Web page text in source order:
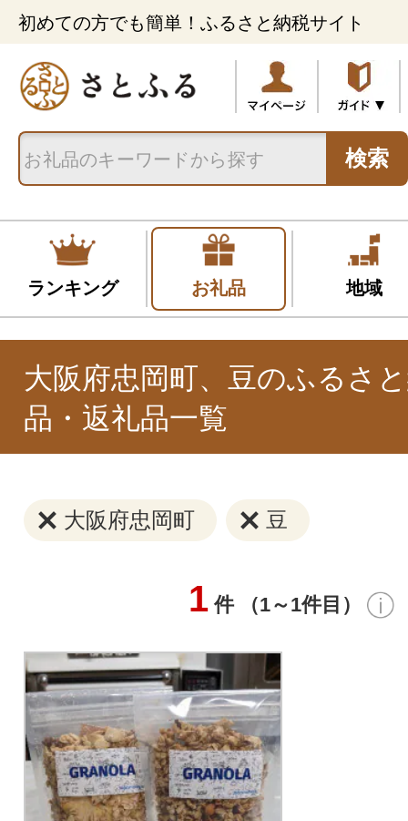
初めての方でも簡単！ふるさと納税サイト
検索
ランキング お礼品 地域
大阪府忠岡町、豆のふるさ
品・返礼品一覧
大阪府忠岡町 豆
1 件 （1～1件目）